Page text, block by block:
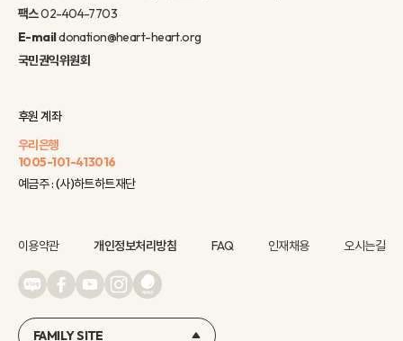
팩스02-404-7703
E-maildonation@heart-heart.org
국민권익위원회
후원 계좌
우리은행
1005-101-413016
예금주 : (사)하트하트재단
이용약관 개인정보처리방침 FAQ 인재채용 오시는길
FAMILY SITE